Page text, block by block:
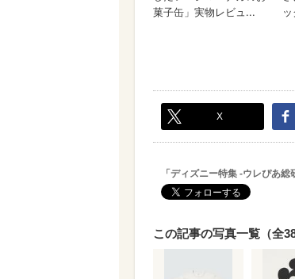
X
「ディズニー特集 -ウレぴあ
この記事の写真一覧（全38